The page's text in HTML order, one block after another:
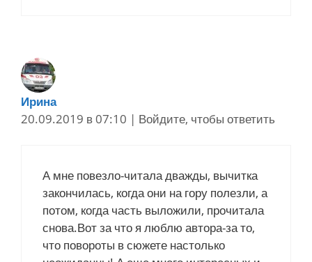
Ирина
20.09.2019 в 07:10 | Войдите, чтобы ответить
А мне повезло-читала дважды, вычитка
закончилась, когда они на гору полезли, а
потом, когда часть выложили, прочитала
снова.Вот за что я люблю автора-за то,
что повороты в сюжете настолько